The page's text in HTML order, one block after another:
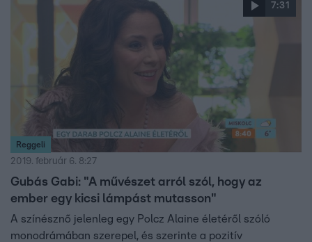
7:31
Reggeli
2019. február 6. 8:27
Gubás Gabi: "A művészet arról szól, hogy az
ember egy kicsi lámpást mutasson"
A színésznő jelenleg egy Polcz Alaine életéről szóló
monodrámában szerepel, és szerinte a pozitív